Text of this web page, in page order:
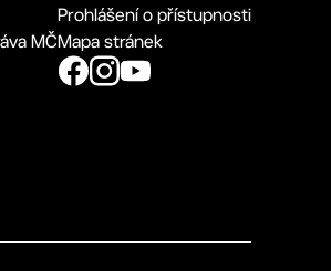
MČ
Prohlášení o přístupnosti
Mapa stránek